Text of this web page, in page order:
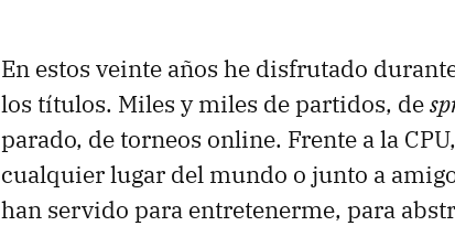
En estos veinte años he disfrutado
los títulos. Miles y miles de partidos, de
parado, de torneos online. Frente a la
cualquier lugar del mundo o junto a
han servido para entretenerme, para